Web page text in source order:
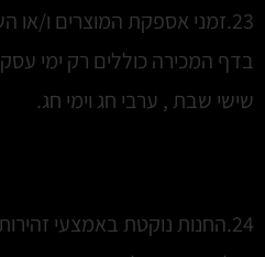
23.זמני אספקת המוצרים ו/או
בדף המכירה כוללים רק ימי
שישי שבת , ערבי חג וימי חג.
24.החנות נוקטת באמצעי